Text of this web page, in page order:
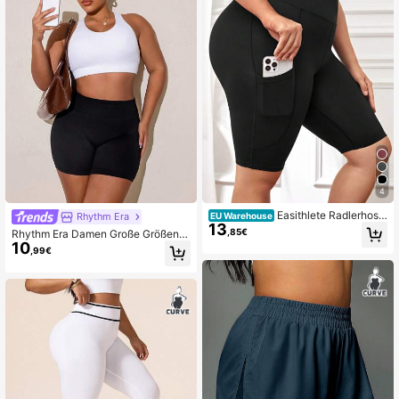
Rhythm Era
Rhythm Era Damen Große Größen E
infarbig Lässig Vielseitig Alltag Reis
e Sport Shorts
10 ,99€
4
EU Warehouse Easithlete Radlerhose
mit breitem Taillenband & Handytas
che
13 ,85€